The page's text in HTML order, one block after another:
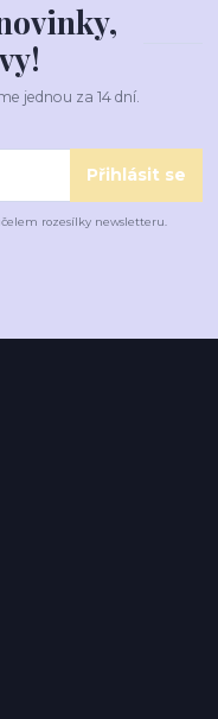
jednou za 14 dní.
Přihlásit se
rozesílky newsletteru.